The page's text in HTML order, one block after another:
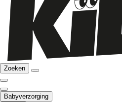
Zoeken
Babyverzorging